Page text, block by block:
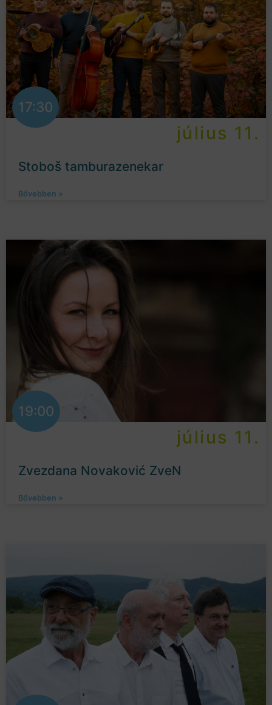
17:30
július 11.
Stoboš tamburazenekar
Bővebben »
19:00
július 11.
Zvezdana Novaković ZveN
Bővebben »